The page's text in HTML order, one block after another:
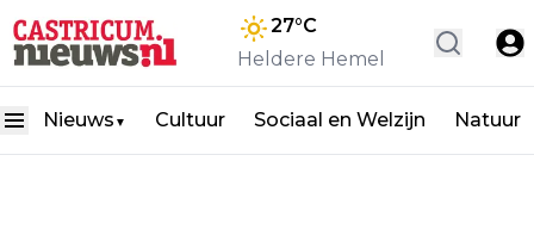
27°C
Heldere Hemel
Nieuws ▼ Cultuur Sociaal en Welzijn Natuur